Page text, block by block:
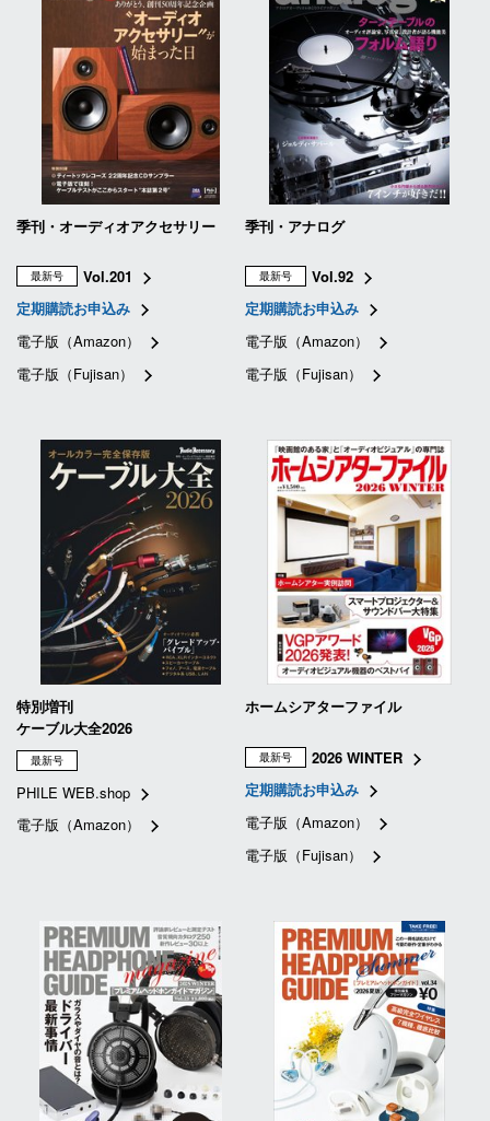
季刊・オーディオアクセサリー
最新号
Vol.201
定期購読お申込み
電子版（Amazon）
電子版（Fujisan）
季刊・アナログ
最新号
Vol.92
定期購読お申込み
電子版（Amazon）
電子版（Fujisan）
特別増刊
ケーブル大全2026
最新号
PHILE WEB.shop
電子版（Amazon）
ホームシアターファイル
最新号
2026 WINTER
定期購読お申込み
電子版（Amazon）
電子版（Fujisan）